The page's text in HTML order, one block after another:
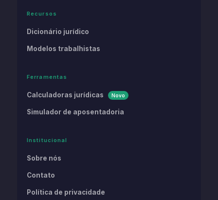
Recursos
Dicionário jurídico
Modelos trabalhistas
Ferramentas
Calculadoras jurídicas Novo
Simulador de aposentadoria
Institucional
Sobre nós
Contato
Política de privacidade